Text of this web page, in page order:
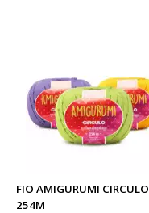
FIO AMIGURUMI CIRCULO
254M